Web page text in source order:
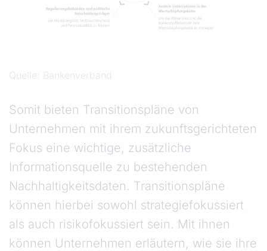
Quelle Bankenverband
Somit bieten Transitionspläne von
Unternehmen mit ihrem zukunftsgerichteten
Fokus eine wichtige, zusätzliche
Informationsquelle zu bestehenden
Nachhaltigkeitsdaten. Transitionspläne
können hierbei sowohl strategiefokussiert
als auch risikofokussiert sein. Mit ihnen
können Unternehmen erläutern, wie sie ihre